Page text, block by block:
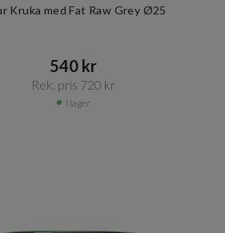
Kruka med Fat Raw Grey Ø25
540 kr​​
Rek. pris 720 kr​​
I lager